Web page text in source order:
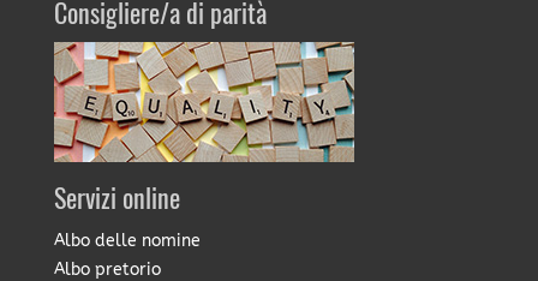
Consigliere/a di parità
Servizi online
Albo delle nomine
Albo pretorio